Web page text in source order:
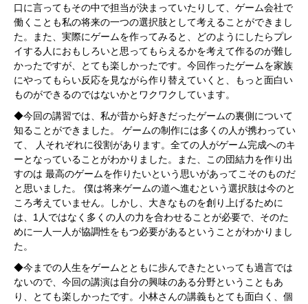
口に言ってもその中で担当が決まっていたりして、ゲーム会社で
働くことも私の将来の一つの選択肢として考えることができまし
た。また、実際にゲームを作ってみると、どのようにしたら プレ
イする人におもしろいと思ってもらえるかを考えて作るのが難し
かったですが、とても楽しかったです。今回作ったゲームを家族
にやってもらい反応を見ながら作り替えていくと、
もっと 面白い
ものができるのではないかとワクワクしています。
◆今回の講習では、私が昔から好きだったゲームの裏側について
知るこ とができました。 ゲームの制作には多くの人が携わってい
て、 人それぞれに役割があります。全ての人がゲーム完成へのキ
ーとなっているこ とがわかりました。また、この団結力を作り出
すのは 最高のゲームを作 りたいという思いがあってこそのものだ
と思いました。 僕は将来ゲームの道へ進むという選択肢は今のと
ころ考えていません。しかし、 大きな ものを創り上げるために
は、 1 人ではなく多くの人の力 を合わせることが必要で、そのた
めに一人一人が協調性をもつ必要があると いうことがわか りまし
た。
◆今までの人生をゲームとともに歩んできたといっても過言では
ないので、今回の講演は自分の興味のある分野ということもあ
り、とても楽しかったです。小林さんの講義もとても面白く、個